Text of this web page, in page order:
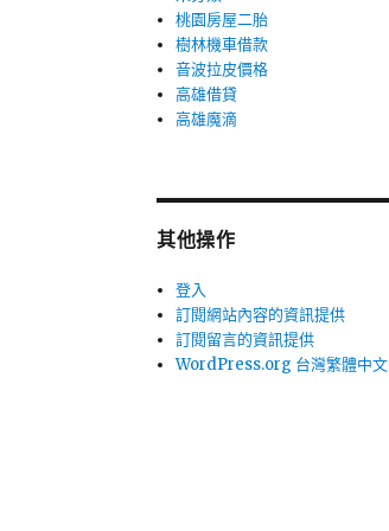
桃園房屋二胎
樹林機車借款
音波拉皮價格
高雄借貸
高雄魔滴
其他操作
登入
訂閱網站內容的資訊提供
訂閱留言的資訊提供
WordPress.org 台灣繁體中文